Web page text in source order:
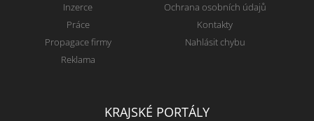
Inzerce
Práce
Propagace firmy
Reklama
Ochrana osobních údajů
Kontakty
Nahlásit chybu
KRAJSKÉ PORTÁLY